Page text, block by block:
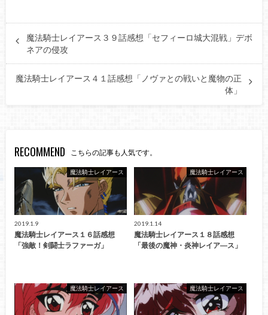
魔法騎士レイアース３９話感想「セフィーロ城大混戦」デボ
ネアの侵攻
魔法騎士レイアース４１話感想「ノヴァとの戦いと魔物の正
体」
RECOMMEND こちらの記事も人気です。
魔法騎士レイアース
2019.1.9
魔法騎士レイアース１６話感想
「強敵！剣闘士ラファーガ」
魔法騎士レイアース
2019.1.14
魔法騎士レイアース１８話感想
「最後の魔神・炎神レイア―ス」
魔法騎士レイアース 魔法騎士レイアース